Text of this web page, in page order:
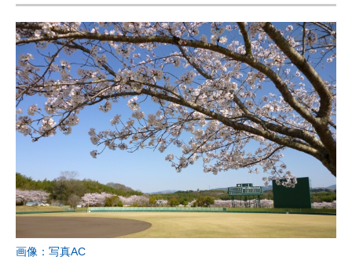
ちょっと気になるネットの話題
画像：写真AC